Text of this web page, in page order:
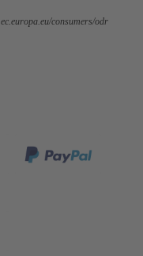
ec.europa.eu/consumers/odr